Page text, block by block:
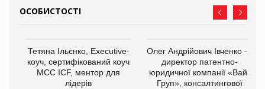
ОСОБИСТОСТІ
Тетяна Ільєнко, Executive-
коуч, сертифікований коуч
МСС ICF, ментор для
лідерів
Олег Андрійович Івченко —
директор патентно-
юридичної компанії «Вайз
Груп», консалтингової